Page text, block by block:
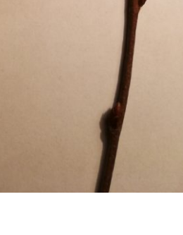
Weißdorn
Zirbe
Andere